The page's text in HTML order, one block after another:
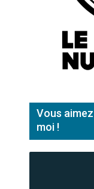
Vous
moi !